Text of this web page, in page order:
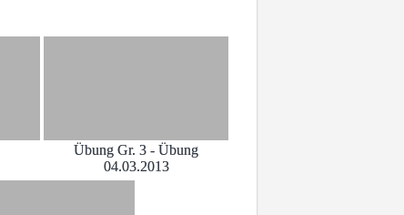
Übung Gr. 3 - Übung
04.03.2013